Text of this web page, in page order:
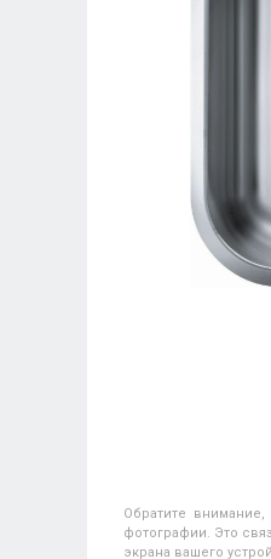
Обратите
фотографии. Это
экрана вашего